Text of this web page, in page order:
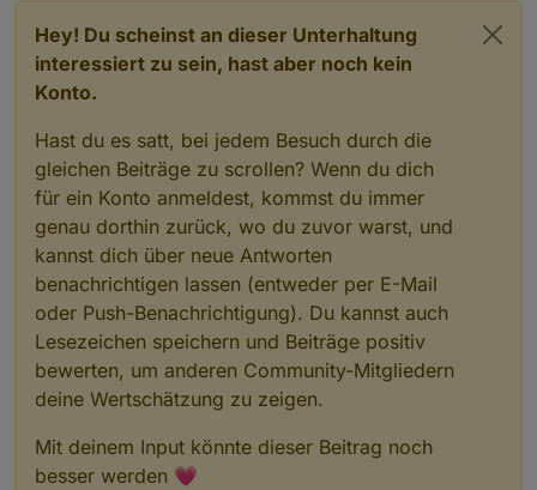
Hey! Du scheinst an dieser Unterhaltung
interessiert zu sein, hast aber noch kein
Konto.
Hast du es satt, bei jedem Besuch durch die
gleichen Beiträge zu scrollen? Wenn du dich
für ein Konto anmeldest, kommst du immer
genau dorthin zurück, wo du zuvor warst, und
kannst dich über neue Antworten
benachrichtigen lassen (entweder per E-Mail
oder Push-Benachrichtigung). Du kannst auch
Lesezeichen speichern und Beiträge positiv
bewerten, um anderen Community-Mitgliedern
deine Wertschätzung zu zeigen.
Mit deinem Input könnte dieser Beitrag noch
besser werden 💗